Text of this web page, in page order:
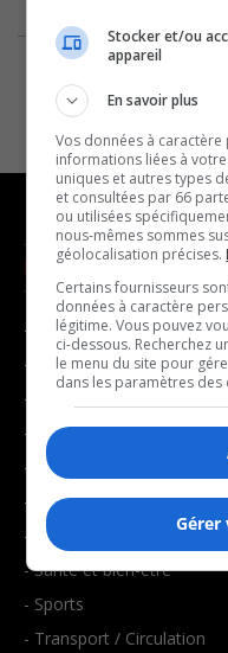
NOUVELLES
- Affaires municipales
- Communauté / Social
- Culture
- Économie
- Éducation
- Environnement
- Faits divers
- Santé et bien-être
- Sports
- Transport / Circulation
Stocker et/ou
appareil
En savoir plus
Vos données à
informations liées à
uniques et autres types
et consultées par 66
ou utilisées
nous-mêmes sommes
géolocalisation précises.
Certains fournisseurs
données à caractère
légitime. Vous pouvez
ci-dessous. Recherchez
le menu du site pour
dans les paramètres
Gérer